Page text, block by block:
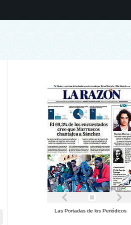
Las Portadas de los Periódicos